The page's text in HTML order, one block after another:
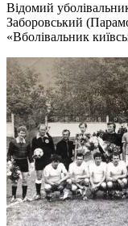
Відомий
Заборовський
«Вболівальник